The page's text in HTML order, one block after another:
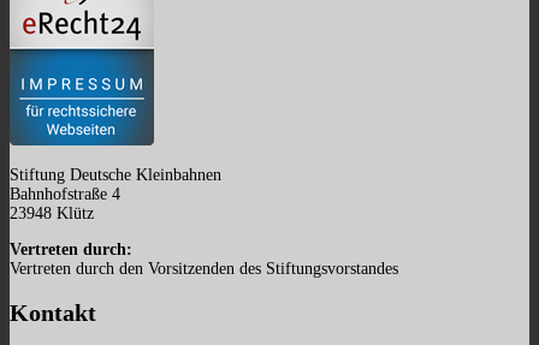
Stiftung Deutsche Kleinbahnen
Bahnhofstraße 4
23948 Klütz
Vertreten durch:
Vertreten durch den Vorsitzenden des Stiftungsvorstandes
Kontakt